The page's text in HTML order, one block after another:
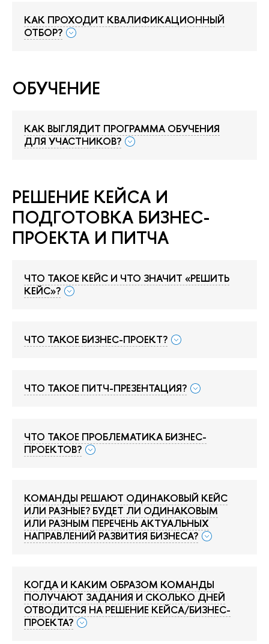
КАК ПРОХОДИТ КВАЛИФИКАЦИОННЫЙ
ОТБОР?
ОБУЧЕНИЕ
КАК ВЫГЛЯДИТ ПРОГРАММА ОБУЧЕНИЯ
ДЛЯ УЧАСТНИКОВ?
РЕШЕНИЕ КЕЙСА И
ПОДГОТОВКА БИЗНЕС-
ПРОЕКТА И ПИТЧА
ЧТО ТАКОЕ КЕЙС И ЧТО ЗНАЧИТ «РЕШИТЬ
КЕЙС»?
ЧТО ТАКОЕ БИЗНЕС-ПРОЕКТ?
ЧТО ТАКОЕ ПИТЧ-ПРЕЗЕНТАЦИЯ?
ЧТО ТАКОЕ ПРОБЛЕМАТИКА БИЗНЕС-
ПРОЕКТОВ?
КОМАНДЫ РЕШАЮТ ОДИНАКОВЫЙ КЕЙС
ИЛИ РАЗНЫЕ? БУДЕТ ЛИ ОДИНАКОВЫМ
ИЛИ РАЗНЫМ ПЕРЕЧЕНЬ АКТУАЛЬНЫХ
НАПРАВЛЕНИЙ РАЗВИТИЯ БИЗНЕСА?
КОГДА И КАКИМ ОБРАЗОМ КОМАНДЫ
ПОЛУЧАЮТ ЗАДАНИЯ И СКОЛЬКО ДНЕЙ
ОТВОДИТСЯ НА РЕШЕНИЕ КЕЙСА/БИЗНЕС-
ПРОЕКТА?